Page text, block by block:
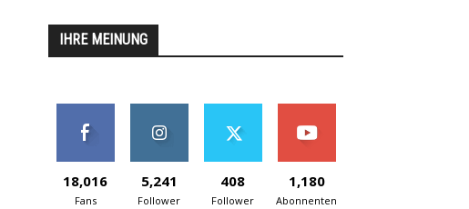
IHRE MEINUNG
18,016
Fans
5,241
Follower
408
Follower
1,180
Abonnenten